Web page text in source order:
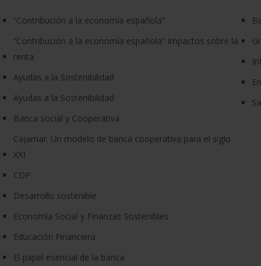
“Contribución a la economía española”
“Contribución a la economía española” Impactos sobre la
renta
Ayudas a la Sostenibilidad
Ayudas a la Sostenibilidad
Banca social y Cooperativa
Cajamar. Un modelo de banca cooperativa para el siglo
XXI
CDP
Desarrollo sostenible
Economía Social y Finanzas Sostenibles
Educación Financiera
El papel esencial de la banca